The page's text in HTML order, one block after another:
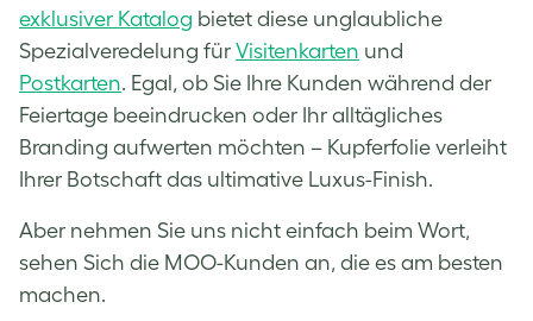
exklusiver Katalog bietet diese unglaubliche
Spezialveredelung für Visitenkarten und
Postkarten. Egal, ob Sie Ihre Kunden während der
Feiertage beeindrucken oder Ihr alltägliches
Branding aufwerten möchten – Kupferfolie verleiht
Ihrer Botschaft das ultimative Luxus-Finish.
Aber nehmen Sie uns nicht einfach beim Wort,
sehen Sich die MOO-Kunden an, die es am besten
machen.